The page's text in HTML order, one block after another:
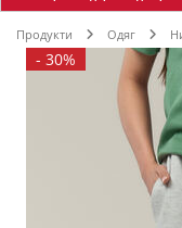
Продукти Одяг
- 30%